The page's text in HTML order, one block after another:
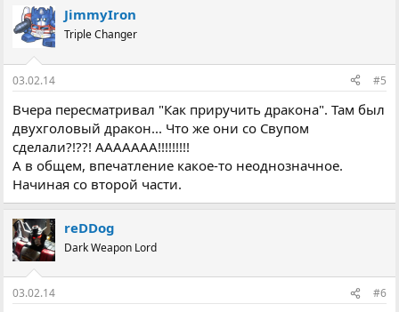
JimmyIron
Triple Changer
03.02.14 #5
Вчера пересматривал "Как приручить дракона". Там был
двухголовый дракон... Что же они со Свупом
сделали?!??! ААААААА!!!!!!!!!
А в общем, впечатление какое-то неоднозначное.
Начиная со второй части.
reDDog
Dark Weapon Lord
03.02.14 #6